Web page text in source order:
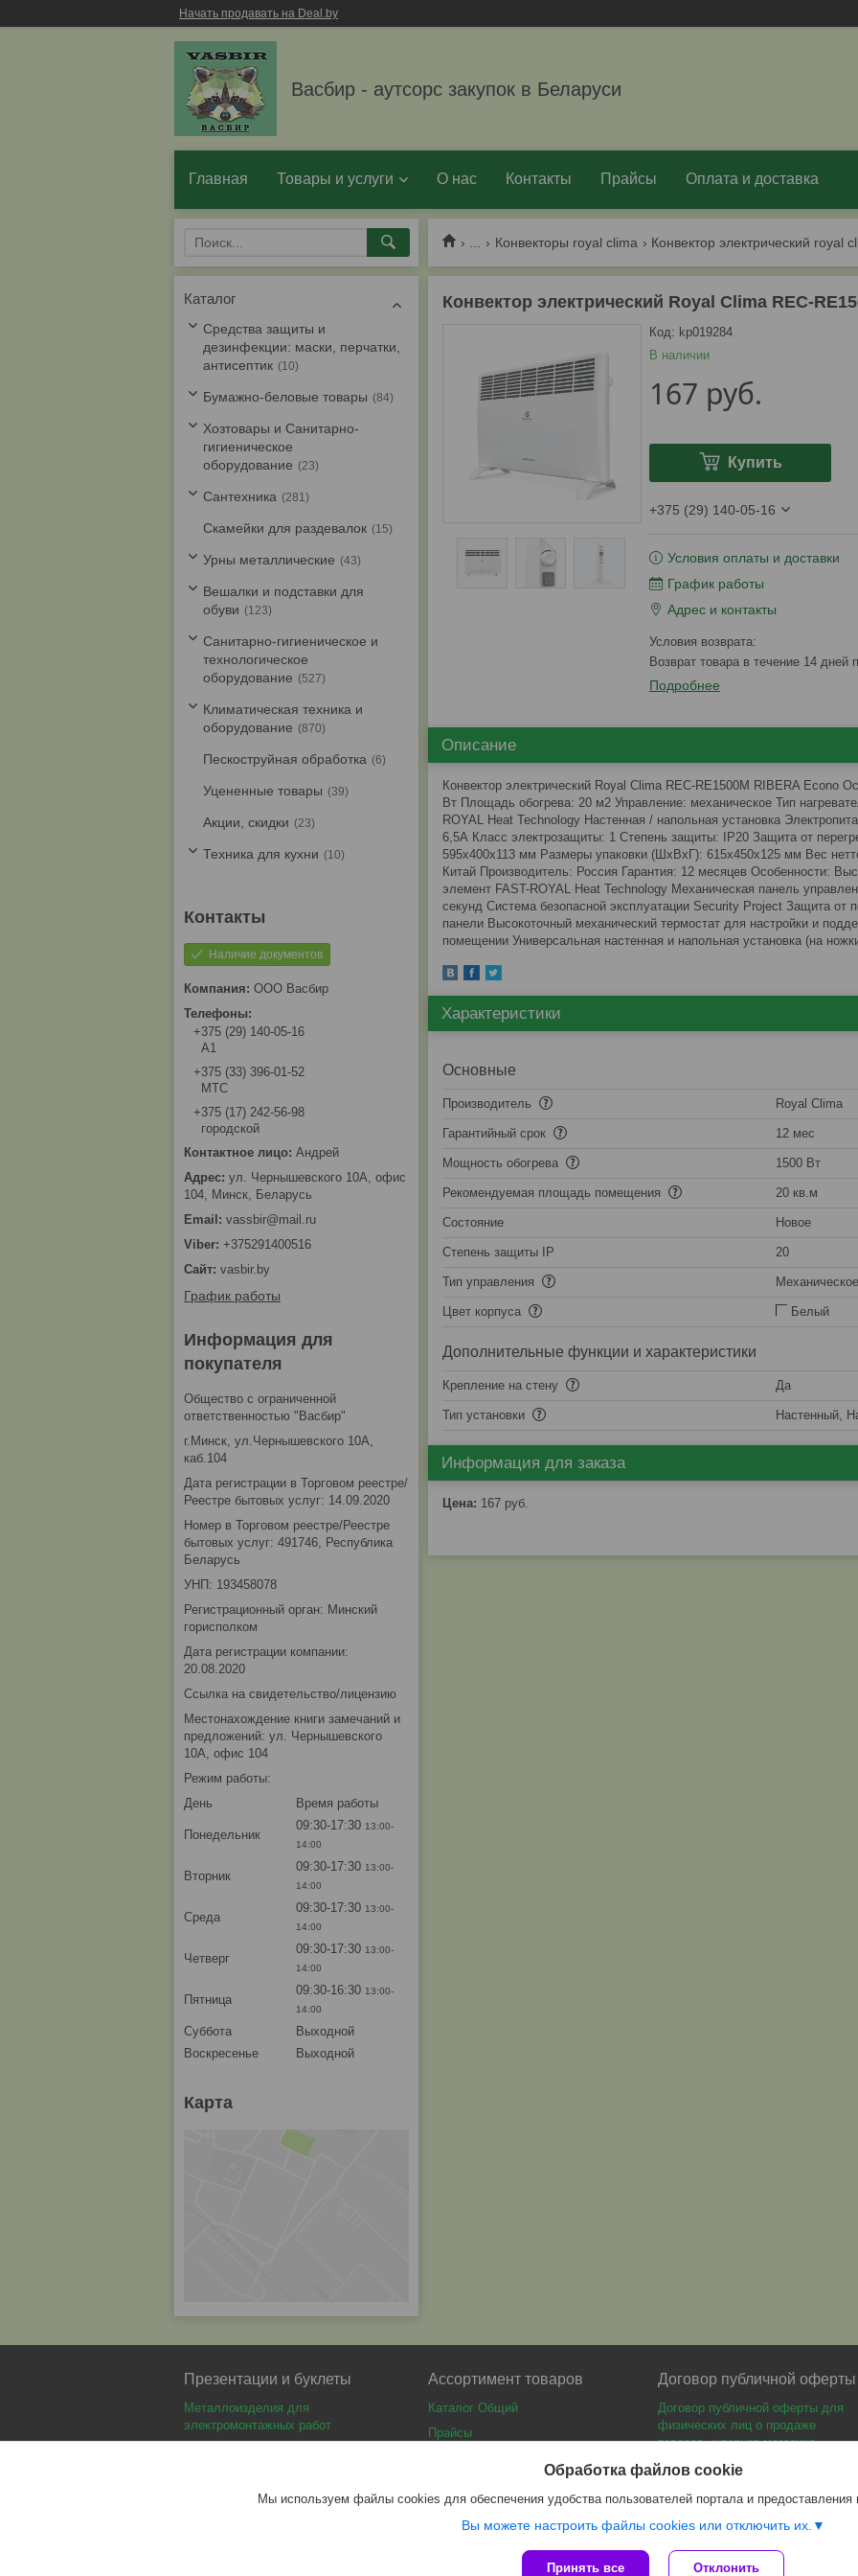
Начать продавать на Deal.by
Васбир - аутсорс закупок в Беларуси
Главная Товары и услуги О нас Контакты Прайсы Оплата и доставка
Конвекторы royal clima Конвектор электрический royal
Конвектор электрический Royal Clima REC-
В наличии
Код: kp019284
167 руб.
Купить
+375 (29) 140-05-16
Условия оплаты и доставки
График работы
Адрес и контакты
возврат товара в течение 14 дней
Подробнее
Описание
Конвектор электрический Royal Clima REC-RE1500M RIBERA Econo
Вт Площадь обогрева: 20 м2 Управление: механическое Тип
ROYAL Heat Technology Настенная / напольная установка
6,5А Класс электрозащиты: 1 Степень защиты: IP20 Защита от
595х400х113 мм Размеры упаковки (ШхВхГ): 615х450х125 мм Вес
Китай Производитель: Россия Гарантия: 12 месяцев Особенности:
элемент FAST-ROYAL Heat Technology Механическая панель
секунд Система безопасной эксплуатации Security Project Защита от
панели Высокоточный механический термостат для настройки и
помещении Универсальная настенная и напольная установка (на
Характеристики
Основные
Производитель Royal Clima
Гарантийный срок 12 мес
Мощность обогрева 1500 Вт
Рекомендуемая площадь помещения 20 кв.м
Состояние Новое
Степень защиты IP 20
Тип управления Механическое
Цвет корпуса Белый
Дополнительные функции и характеристики
Крепление на стену Да
Тип установки Настенный,
Информация для заказа
Цена: 167 руб.
Каталог
Средства защиты и
дезинфекции: маски, перчатки,
антисептик
10
Бумажно-беловые товары 84
Хозтовары и Санитарно-
гигиеническое
оборудование
23
Cантехника 281
Скамейки для раздевалок 15
Урны металлические 43
Вешалки и подставки для
обуви
123
Санитарно-гигиеническое и
технологическое
оборудование
527
Климатическая техника и
оборудование
870
Пескоструйная обработка 6
Уцененные товары 39
Акции, скидки 23
Техника для кухни 10
Наличие документов
ООО Васбир
+375 (29) 140-05-16
A1
+375 (33) 396-01-52
МТС
+375 (17) 242-56-98
городской
Андрей
ул. Чернышевского 10А, офис
104, Минск, Беларусь
vassbir@mail.ru
+375291400516
vasbir.by
График работы
Информация для
покупателя
Общество с ограниченной
ответственностью "Васбир"
г.Минск, ул.Чернышевского 10А,
каб.104
Дата регистрации в Торговом реестре/
Реестре бытовых услуг: 14.09.2020
Номер в Торговом реестре/Реестре
бытовых услуг: 491746, Республика
Беларусь
УНП: 193458078
Регистрационный орган: Минский
горисполком
Дата регистрации компании:
20.08.2020
Ссылка на свидетельство/лицензию
Местонахождение книги замечаний и
предложений: ул. Чернышевского
10А, офис 104
Режим работы:
День
Время работы
Понедельник
09:30-17:30 13:00-
14:00
Вторник
09:30-17:30 13:00-
14:00
Среда
09:30-17:30 13:00-
14:00
Четверг
09:30-17:30 13:00-
14:00
Пятница
09:30-16:30 13:00-
14:00
Суббота
Выходной
Воскресенье
Выходной
Карта
Презентации и буклеты
Металлоизделия для
электромонтажных работ
Аккумуляторные батареи Security
Ассортимент товаров
Каталог Общий
Прайсы
Договор публичной оферты
Договор публичной оферты для
физических лиц о продаже
товаров интернет-магазина
Сайт создан на платформе Deal.by
Обработка файлов cookie
Мы используем файлы cookies для обеспечения удобства пользователей портала и предоставления
Вы можете настроить файлы cookies или отключить их.
Принять все Отклонить